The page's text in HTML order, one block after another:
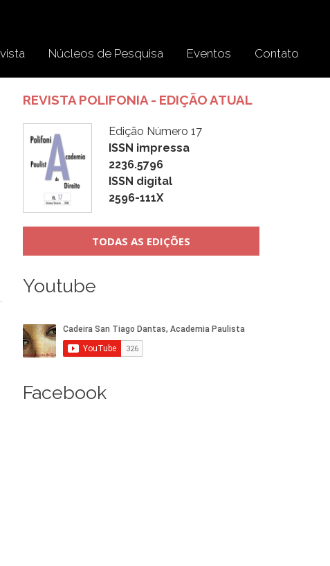
Núcleos de Pesquisa Eventos Contato
REVISTA POLIFONIA - EDIÇÃO ATUAL
Edição Número 17
ISSN impressa
2236.5796
ISSN digital
2596-111X
TODAS AS EDIÇÕES
Youtube
Facebook